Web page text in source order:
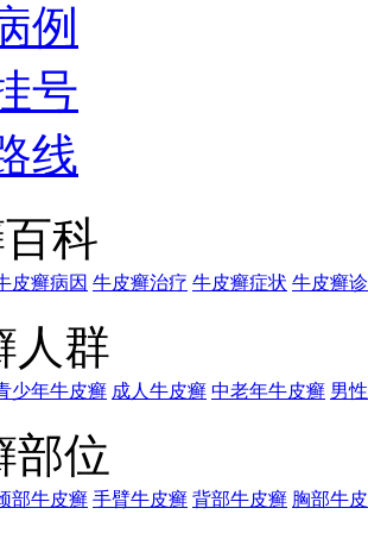
例
号
线
科
皮癣病因 牛皮癣治疗 牛皮癣症状 牛皮癣
人群
少年牛皮癣 成人牛皮癣 中老年牛皮癣 男
部位
部牛皮癣 手臂牛皮癣 背部牛皮癣 胸部牛